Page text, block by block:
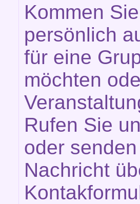
Kommen
persönlich
für eine
möchten
Rufen Sie
oder
Nachricht